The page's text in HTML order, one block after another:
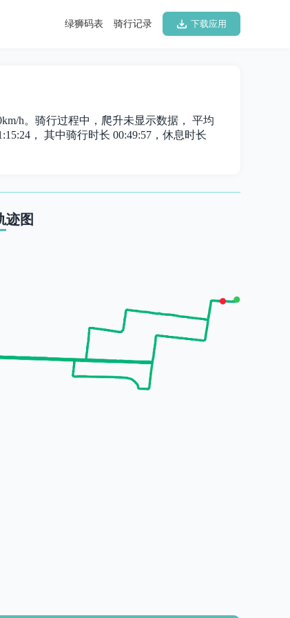
下载应用
骑行记录
绿狮码表
h。骑行过程中，爬升未显示数据， 平均
， 其中骑行时长 00:49:57，休息时长
迹图